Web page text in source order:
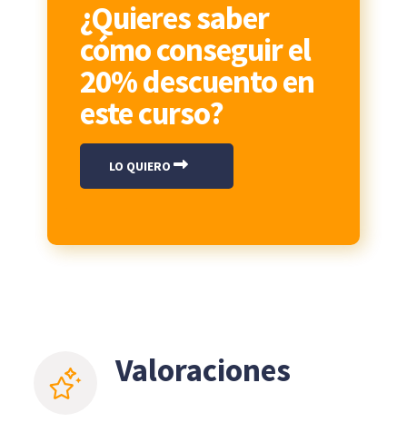
¿Quieres saber
cómo conseguir el
20% descuento en
este curso?
LO QUIERO
Valoraciones